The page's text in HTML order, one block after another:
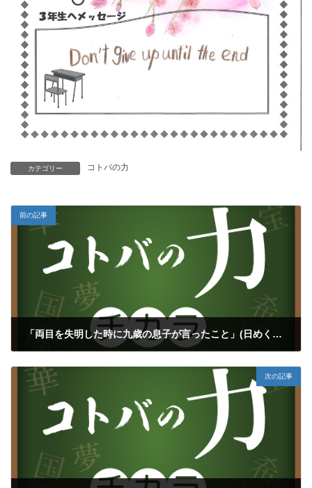
カテゴリー コトバの力
前の記事
「両目を失明した時に九歳の息子が言ったこと」(日めくりカレンダー付）
次の記事